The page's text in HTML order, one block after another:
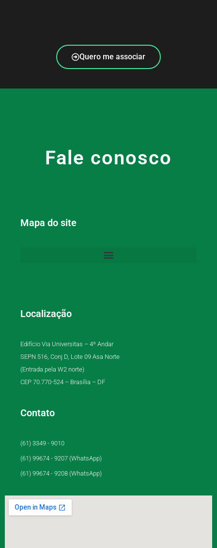
Quero me associar
Fale conosco
Mapa do site
Localização
Edifício Via Universitas – 4º Andar
SEPN 516, Conj D, Lote 09 Asa Norte
(Entrada pela W2 norte)
CEP 70.770-524 – Brasília – DF
Contato
(61) 3349 - 9010
(61) 99674 - 9207 (WhatsApp)
(61) 99674 - 9208 (WhatsApp)